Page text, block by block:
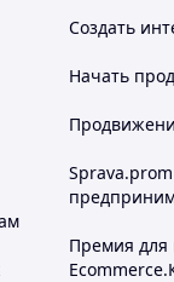
Создать
Начать
Премия для